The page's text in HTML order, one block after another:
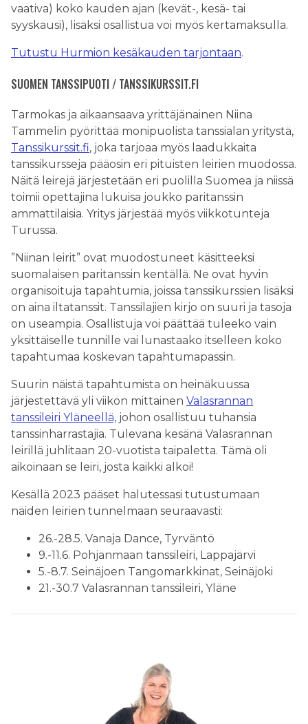
vaativa) koko kauden ajan (kevät-, kesä- tai
syyskausi), lisäksi osallistua voi myös kertamaksulla.
Tutustu Hurmion kesäkauden tarjontaan.
SUOMEN TANSSIPUOTI / TANSSIKURSSIT.FI
Tarmokas ja aikaansaava yrittäjänainen Niina
Tammelin pyörittää monipuolista tanssialan yritystä,
Tanssikurssit.fi, joka tarjoaa myös laadukkaita
tanssikursseja pääosin eri pituisten leirien muodossa.
Näitä leirejä järjestetään eri puolilla Suomea ja niissä
toimii opettajina lukuisa joukko paritanssin
ammattilaisia. Yritys järjestää myös viikkotunteja
Turussa.
”Niinan leirit” ovat muodostuneet käsitteeksi
suomalaisen paritanssin kentällä. Ne ovat hyvin
organisoituja tapahtumia, joissa tanssikurssien lisäksi
on aina iltatanssit. Tanssilajien kirjo on suuri ja tasoja
on useampia. Osallistuja voi päättää tuleeko vain
yksittäiselle tunnille vai lunastaako itselleen koko
tapahtumaa koskevan tapahtumapassin.
Suurin näistä tapahtumista on heinäkuussa
järjestettävä yli viikon mittainen Valasrannan
tanssileiri Yläneellä, johon osallistuu tuhansia
tanssinharrastajia. Tulevana kesänä Valasrannan
leirillä juhlitaan 20-vuotista taipaletta. Tämä oli
aikoinaan se leiri, josta kaikki alkoi!
Kesällä 2023 pääset halutessasi tutustumaan
näiden leirien tunnelmaan seuraavasti:
26.-28.5. Vanaja Dance, Tyrväntö
9.-11.6. Pohjanmaan tanssileiri, Lappajärvi
5.-8.7. Seinäjoen Tangomarkkinat, Seinäjoki
21.-30.7 Valasrannan tanssileiri, Yläne